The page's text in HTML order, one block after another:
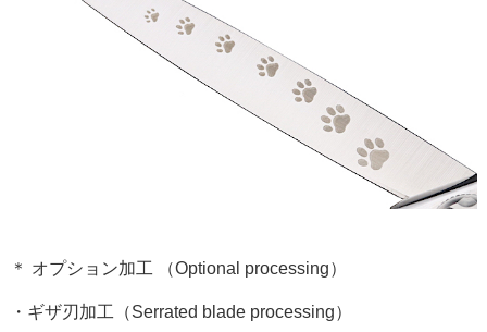
＊ オプション加工 （Optional processing）
・ギザ刃加工（Serrated blade processing）